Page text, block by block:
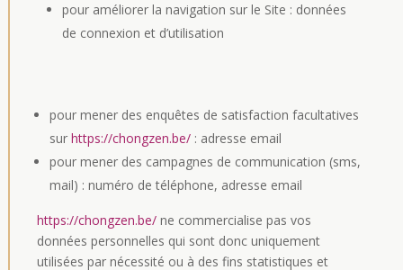
pour améliorer la navigation sur le Site : données
de connexion et d’utilisation
pour mener des enquêtes de satisfaction facultatives
sur https://chongzen.be/: adresse email
pour mener des campagnes de communication (sms,
mail) : numéro de téléphone, adresse email
https://chongzen.be/ne commercialise pas vos
données personnelles qui sont donc uniquement
utilisées par nécessité ou à des fins statistiques et